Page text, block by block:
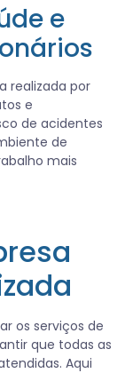
e
realizada por
e
de acidentes
de
mais
os serviços de
que todas as
Aqui